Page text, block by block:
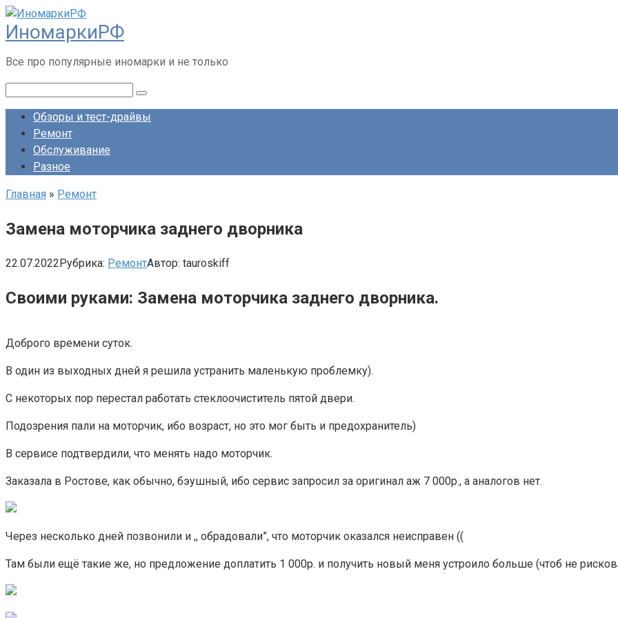
Перейти
к
контенту
ИномаркиРФ
Все про популярные иномарки и не только
Обзоры и тест-драйвы
Ремонт
Обслуживание
Разное
Главная » Ремонт
Замена моторчика заднего дворника
22.07.2022Рубрика: РемонтАвтор: tauroskiff
Своими руками: Замена моторчика заднего дворника.
Доброго времени суток.
В один из выходных дней я решила устранить маленькую проблемку).
С некоторых пор перестал работать стеклоочиститель пятой двери.
Подозрения пали на моторчик, ибо возраст, но это мог быть и предохранитель)
В сервисе подтвердили, что менять надо моторчик.
Заказала в Ростове, как обычно, бэушный, ибо сервис запросил за оригинал аж 7 000р., а аналогов нет.
Через несколько дней позвонили и ,, обрадовали”, что моторчик оказался неисправен ((
Там были ещё такие же, но предложение доплатить 1 000р. и получить новый меня устроило больше (чтоб не